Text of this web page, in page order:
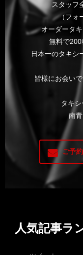
スタッフ
（フォ
オーダータ
無料で
日本一のタキシ
皆様にお会い
タキ
南
ご予
人気記事ラ